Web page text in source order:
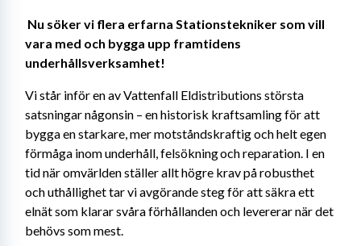
Nu söker vi flera erfarna Stationstekniker som vill
vara med och bygga upp framtidens
underhållsverksamhet!
Vi står inför en av Vattenfall Eldistributions största
satsningar någonsin – en historisk kraftsamling för att
bygga en starkare, mer motståndskraftig och helt egen
förmåga inom underhåll, felsökning och reparation. I en
tid när omvärlden ställer allt högre krav på robusthet
och uthållighet tar vi avgörande steg för att säkra ett
elnät som klarar svåra förhållanden och levererar när det
behövs som mest.